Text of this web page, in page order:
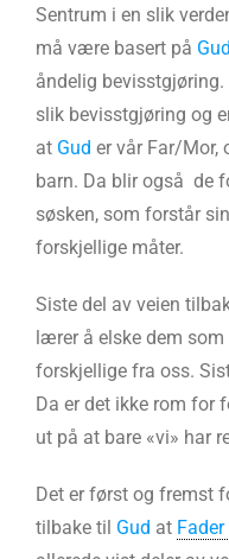
Sentrum i en slik
må være basert på Gud
åndelig
slik bevisstgjøring og
at Gud er vår Far/Mor,
barn. Da blir også de
søsken, som forstår
forskjellige måter.
Siste del av veien
lærer å elske dem
forskjellige fra oss.
Da er det ikke rom for
ut på at bare «vi» har
Det er først og fremst
tilbake til Gud at